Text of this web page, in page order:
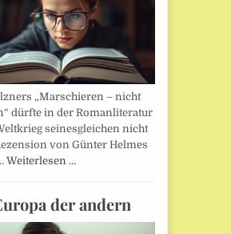
„Marschieren – nicht
dürfte in der Romanliteratur
seinesgleichen nicht
von Günter Helmes
Weiterlesen …
der andern